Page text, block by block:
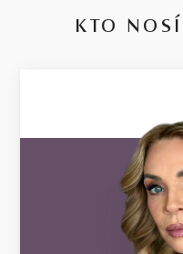
KTO NOSÍ